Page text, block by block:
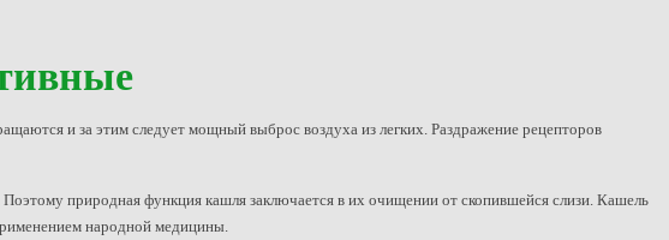
и за этим следует мощный выброс воздуха из легких. Раздражение рецепторов
природная функция кашля заключается в их очищении от скопившейся слизи. Кашель
народной медицины.